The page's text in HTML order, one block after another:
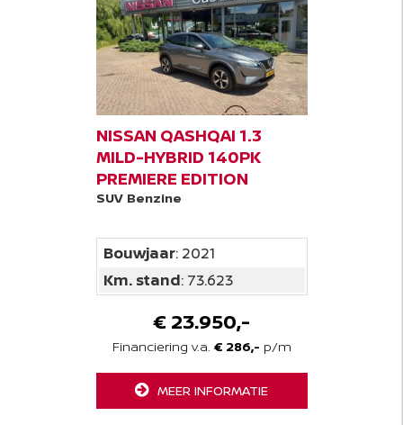
NISSAN QASHQAI 1.3
MILD-HYBRID 140PK
PREMIERE EDITION
SUV Benzine
Bouwjaar: 2021
Km. stand: 73.623
€ 23.950,-
Financiering v.a. € 286,- p/m
MEER INFORMATIE